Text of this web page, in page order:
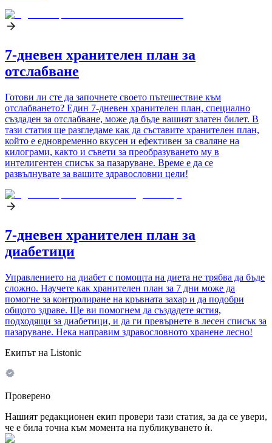
7-дневен хранителен план за
отслабване
Готови ли сте да започнете своето пътешествие към
отслабването? Един 7-дневен хранителен план, специално
създаден за отслабване, може да бъде вашият златен билет. В
тази статия ще разгледаме как да съставите хранителен план,
който е едновременно вкусен и ефективен за сваляне на
килограми, както и съвети за преобразуването му в
интелигентен списък за пазаруване. Време е да се
развълнувате за вашите здравословни цели!
7-дневен хранителен план за
диабетици
Управлението на диабет с помощта на диета не трябва да бъде
сложно. Научете как хранителен план за 7 дни може да
помогне за контролиране на кръвната захар и да подобри
общото здраве. Ще ви помогнем да създадете ястия,
подходящи за диабетици, и да ги превърнете в лесен списък за
пазаруване. Нека направим здравословното хранене лесно!
Екипът на Listonic
Проверено
Нашият редакционен екип провери тази статия, за да се увери,
че е била точна към момента на публикуването ѝ.